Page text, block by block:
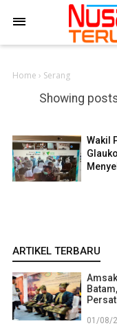
Home › Serang
Showing
Wakil
ARTIKEL TERBARU
01/08/